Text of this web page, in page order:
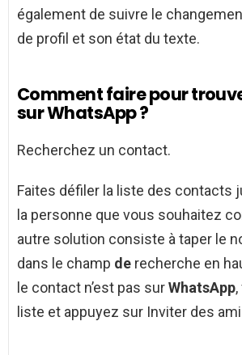
également de suivre le
de profil et son état du texte.
Comment faire pour
sur WhatsApp ?
Recherchez un contact.
Faites défiler la liste des contacts
la personne que vous souhaitez
autre solution consiste à taper le
dans le champ de recherche en
le contact n’est pas surWhatsApp
liste et appuyez sur Inviter des